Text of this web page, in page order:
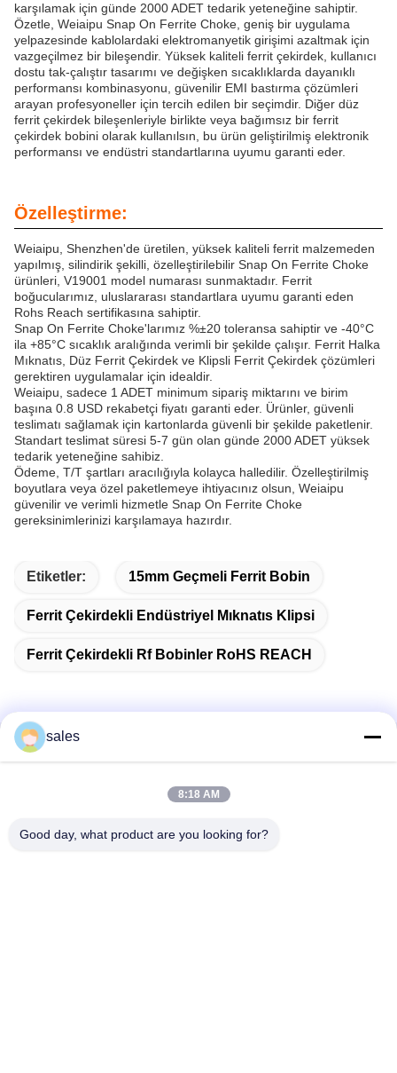
karşılamak için günde 2000 ADET tedarik yeteneğine sahiptir.
Özetle, Weiaipu Snap On Ferrite Choke, geniş bir uygulama
yelpazesinde kablolardaki elektromanyetik girişimi azaltmak için
vazgeçilmez bir bileşendir. Yüksek kaliteli ferrit çekirdek, kullanıcı
dostu tak-çalıştır tasarımı ve değişken sıcaklıklarda dayanıklı
performansı kombinasyonu, güvenilir EMI bastırma çözümleri
arayan profesyoneller için tercih edilen bir seçimdir. Diğer düz
ferrit çekirdek bileşenleriyle birlikte veya bağımsız bir ferrit
çekirdek bobini olarak kullanılsın, bu ürün geliştirilmiş elektronik
performansı ve endüstri standartlarına uyumu garanti eder.
Özelleştirme:
Weiaipu, Shenzhen'de üretilen, yüksek kaliteli ferrit malzemeden
yapılmış, silindirik şekilli, özelleştirilebilir Snap On Ferrite Choke
ürünleri, V19001 model numarası sunmaktadır. Ferrit
boğucularımız, uluslararası standartlara uyumu garanti eden
Rohs Reach sertifikasına sahiptir.
Snap On Ferrite Choke'larımız %±20 toleransa sahiptir ve -40°C
ila +85°C sıcaklık aralığında verimli bir şekilde çalışır. Ferrit Halka
Mıknatıs, Düz Ferrit Çekirdek ve Klipsli Ferrit Çekirdek çözümleri
gerektiren uygulamalar için idealdir.
Weiaipu, sadece 1 ADET minimum sipariş miktarını ve birim
başına 0.8 USD rekabetçi fiyatı garanti eder. Ürünler, güvenli
teslimatı sağlamak için kartonlarda güvenli bir şekilde paketlenir.
Standart teslimat süresi 5-7 gün olan günde 2000 ADET yüksek
tedarik yeteneğine sahibiz.
Ödeme, T/T şartları aracılığıyla kolayca halledilir. Özelleştirilmiş
boyutlara veya özel paketlemeye ihtiyacınız olsun, Weiaipu
güvenilir ve verimli hizmetle Snap On Ferrite Choke
gereksinimlerinizi karşılamaya hazırdır.
Etiketler: 15mm Geçmeli Ferrit Bobin
Ferrit Çekirdekli Endüstriyel Mıknatıs Klipsi
Ferrit Çekirdekli Rf Bobinler RoHS REACH
Hızlı iletişim
1301 No'lu Oda, B Blok, Rongchao Yeni Zamanlar Plaza,
sales
8:18 AM
Good day, what product are you looking for?